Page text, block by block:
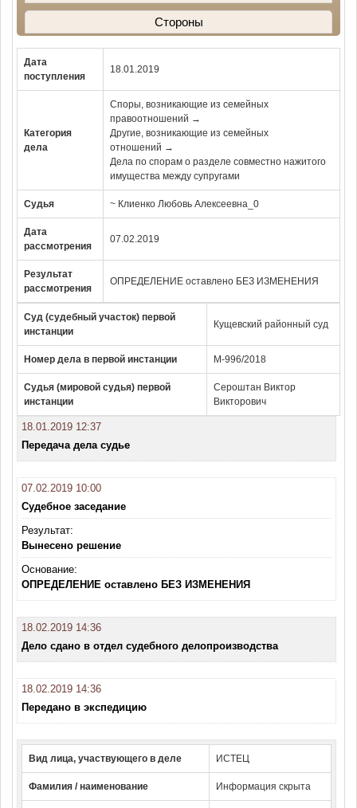
Стороны
Дата
поступления
18.01.2019
Категория
дела
Споры, возникающие из семейных
правоотношений →
Другие, возникающие из семейных
отношений →
Дела по спорам о разделе совместно нажитого
имущества между супругами
Судья ~ Клиенко Любовь Алексеевна_0
Дата
рассмотрения
07.02.2019
Результат
рассмотрения
ОПРЕДЕЛЕНИЕ оставлено БЕЗ ИЗМЕНЕНИЯ
Суд (судебный участок) первой
инстанции
Кущевский районный суд
Номер дела в первой инстанции М-996/2018
Судья (мировой судья) первой
инстанции
Сероштан Виктор
Викторович
18.01.2019 12:37
Передача дела судье
07.02.2019 10:00
Судебное заседание
Результат:
Вынесено решение
Основание:
ОПРЕДЕЛЕНИЕ оставлено БЕЗ ИЗМЕНЕНИЯ
18.02.2019 14:36
Дело сдано в отдел судебного делопроизводства
18.02.2019 14:36
Передано в экспедицию
Вид лица, участвующего в деле ИСТЕЦ
Фамилия / наименование Информация скрыта